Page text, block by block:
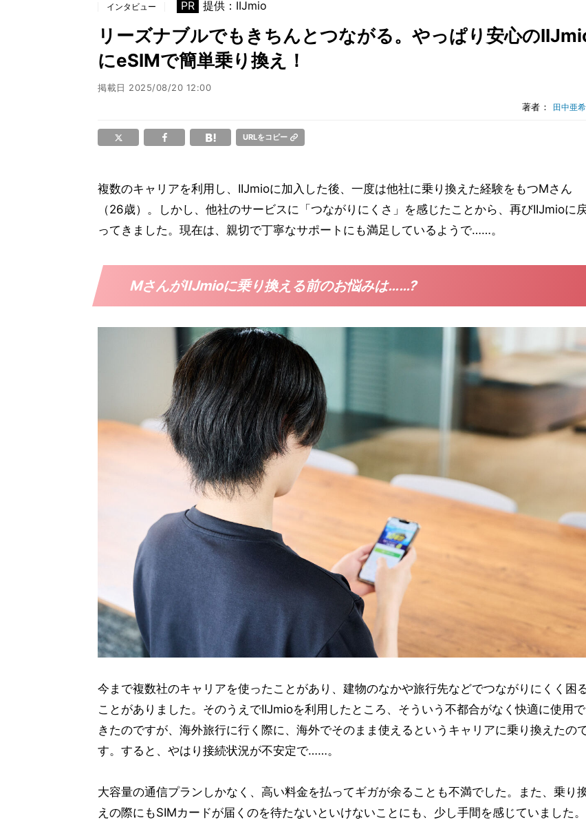
インタビュー PR 提供：IIJmio
リーズナブルでもきちんとつながる。やっぱり安心の
にeSIMで簡単乗り換え！
掲載日 2025/08/20 12:00
著者： 田中亜希
URLをコピー
複数のキャリアを利用し、IIJmioに加入した後、一度は他社に乗り換えた経験をもつMさん
（26歳）。しかし、他社のサービスに「つながりにくさ」を感じたことから、再びIIJmioに
ってきました。現在は、親切で丁寧なサポートにも満足しているようで……。
MさんがIIJmioに乗り換える前のお悩みは……?
今まで複数社のキャリアを使ったことがあり、建物のなかや旅行先などでつながりにくく困
ことがありました。そのうえでIIJmioを利用したところ、そういう不都合がなく快適に使用で
きたのですが、海外旅行に行く際に、海外でそのまま使えるというキャリアに乗り換えたの
す。すると、やはり接続状況が不安定で……。
大容量の通信プランしかなく、高い料金を払ってギガが余ることも不満でした。また、乗り
えの際にもSIMカードが届くのを待たないといけないことにも、少し手間を感じていました。